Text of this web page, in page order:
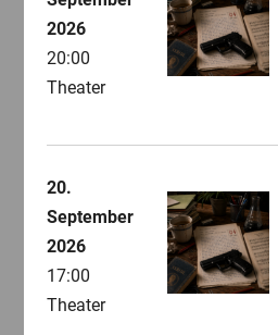
2026
20:00
Theater
20.
September
2026
17:00
Theater